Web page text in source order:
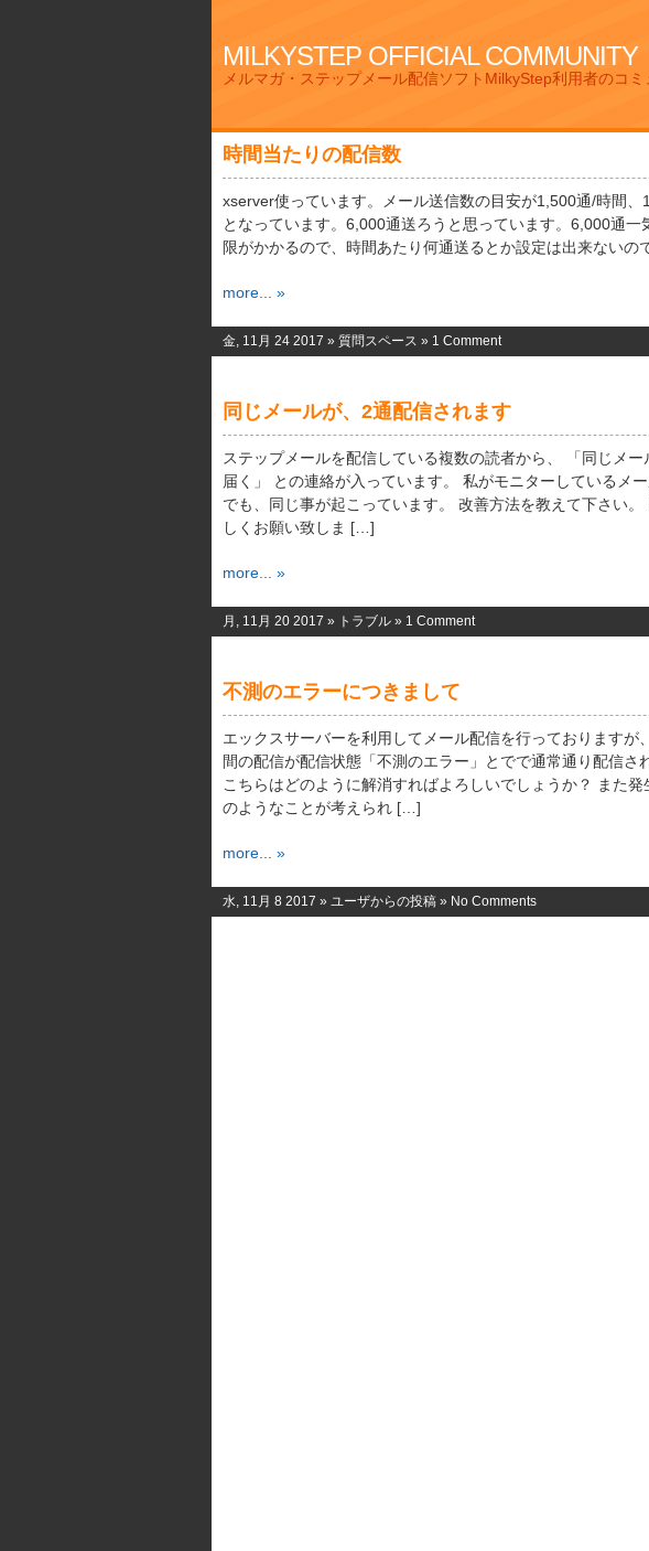
MILKYSTEP OFFICIAL COMMUNITY
メルマガ・ステップメール配信ソフトMilkyStep利用者のコミ
時間当たりの配信数
xserver使っています。メール送信数の目安が1,500通/時間、
となっています。6,000通送ろうと思っています。6,000通一
限がかかるので、時間あたり何通送るとか設定は出来ないの
more... »
金, 11月 24 2017 » 質問スペース » 1 Comment
同じメールが、2通配信されます
ステップメールを配信している複数の読者から、 「同じメー
届く」 との連絡が入っています。 私がモニターしているメ
でも、同じ事が起こっています。 改善方法を教えて下さい。
しくお願い致しま […]
more... »
月, 11月 20 2017 » トラブル » 1 Comment
不測のエラーにつきまして
エックスサーバーを利用してメール配信を行っておりますが
間の配信が配信状態「不測のエラー」とでで通常通り配信さ
こちらはどのように解消すればよろしいでしょうか？ また発
のようなことが考えられ […]
more... »
水, 11月 8 2017 » ユーザからの投稿 » No Comments